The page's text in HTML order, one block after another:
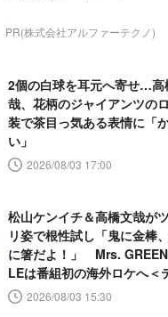
PR(株式会社アルファーテクノ)
2個の白球を耳元へ寄せ…高
哉、花柄のジャイアンツの
装で茶目っ気ある表情に「
い」
2026/08/03 17:00
松山ケンイチ＆高橋文哉が
リ姿で根性試し「鬼に金棒
に箸だよ！」 Mrs.
LEは番組初の海外ロケへ＜
×ミセス＞
2026/08/03 15:30